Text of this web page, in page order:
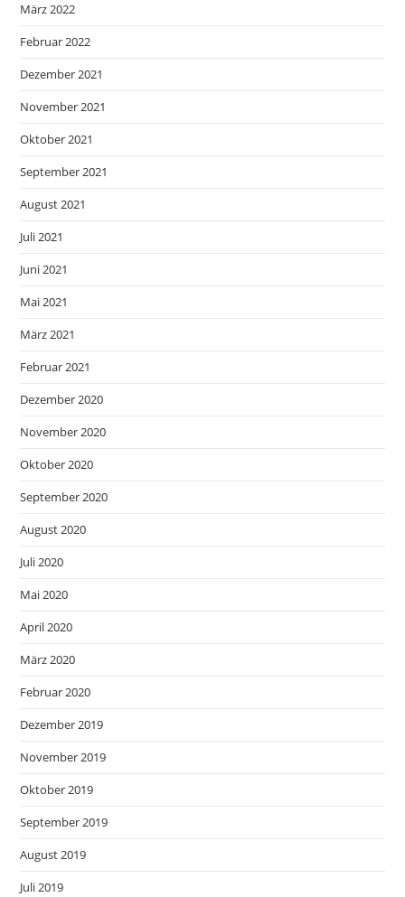
März 2022
Februar 2022
Dezember 2021
November 2021
Oktober 2021
September 2021
August 2021
Juli 2021
Juni 2021
Mai 2021
März 2021
Februar 2021
Dezember 2020
November 2020
Oktober 2020
September 2020
August 2020
Juli 2020
Mai 2020
April 2020
März 2020
Februar 2020
Dezember 2019
November 2019
Oktober 2019
September 2019
August 2019
Juli 2019